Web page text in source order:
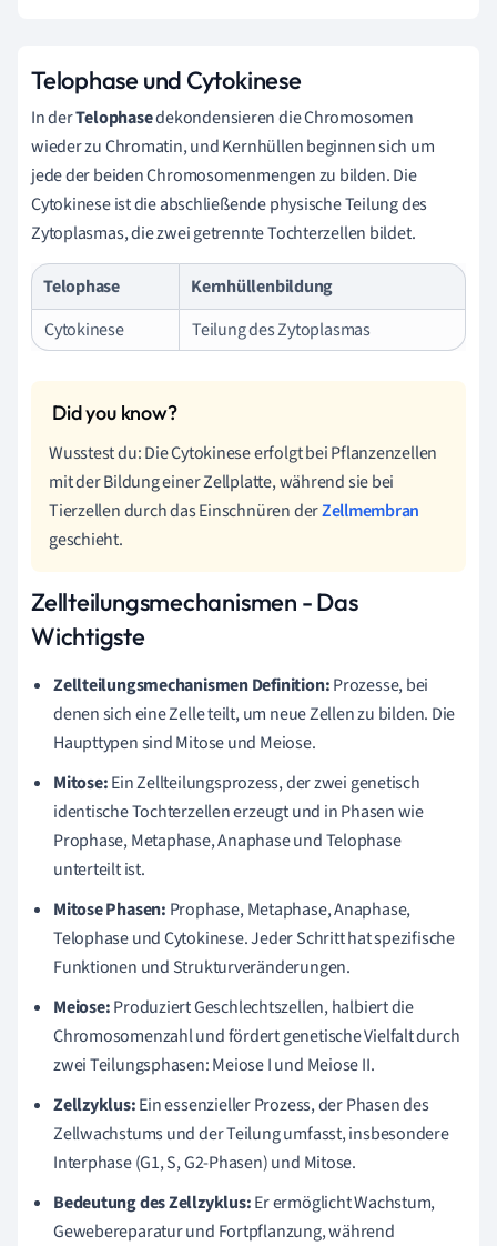
Telophase und Cytokinese
In derTelophasedekondensieren die Chromosomen
wieder zu Chromatin, und Kernhüllen beginnen sich um
jede der beiden Chromosomenmengen zu bilden. Die
Cytokinese ist die abschließende physische Teilung des
Zytoplasmas, die zwei getrennte Tochterzellen bildet.
Telophase
Kernhüllenbildung
Cytokinese
Teilung des Zytoplasmas
Wusstest du: Die Cytokinese erfolgt bei Pflanzenzellen
mit der Bildung einer Zellplatte, während sie bei
Tierzellen durch das Einschnüren derZellmembran
geschieht.
Zellteilungsmechanismen - Das
Wichtigste
Zellteilungsmechanismen Definition:Prozesse, bei
denen sich eine Zelle teilt, um neue Zellen zu bilden. Die
Haupttypen sind Mitose und Meiose.
Mitose:Ein Zellteilungsprozess, der zwei genetisch
identische Tochterzellen erzeugt und in Phasen wie
Prophase, Metaphase, Anaphase und Telophase
unterteilt ist.
Mitose Phasen: Prophase, Metaphase, Anaphase,
Telophase und Cytokinese. Jeder Schritt hat spezifische
Funktionen und Strukturveränderungen.
Meiose:Produziert Geschlechtszellen, halbiert die
Chromosomenzahl und fördert genetische Vielfalt durch
zwei Teilungsphasen: Meiose I und Meiose II.
Zellzyklus:Ein essenzieller Prozess, der Phasen des
Zellwachstums und der Teilung umfasst, insbesondere
Interphase (G1, S, G2-Phasen) und Mitose.
Bedeutung des Zellzyklus:Er ermöglicht Wachstum,
Gewebereparatur und Fortpflanzung, während